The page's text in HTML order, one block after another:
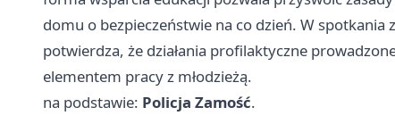
domu o bezpieczeństwie na co dzień. W spotkania
potwierdza, że działania profilaktyczne
elementem pracy z młodzieżą.
na podstawie: Policja Zamość.